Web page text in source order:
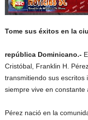
Tome sus éxitos en la
república Dominicano.-
Cristóbal, Franklin H.
transmitiendo sus escritos
siempre vive en constante
Pérez nació en la